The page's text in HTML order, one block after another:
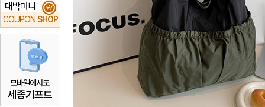
대박머니
COUPON SHOP
₩
모바일에서도
세종기프트